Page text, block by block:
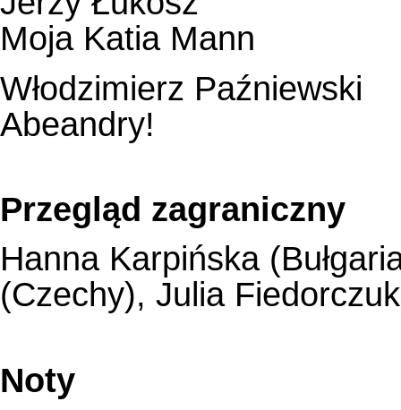
Moja Katia Mann
Włodzimierz Paźniewski
Abeandry!
Przegląd zagraniczny
Hanna Karpińska
(Czechy), Julia
Noty